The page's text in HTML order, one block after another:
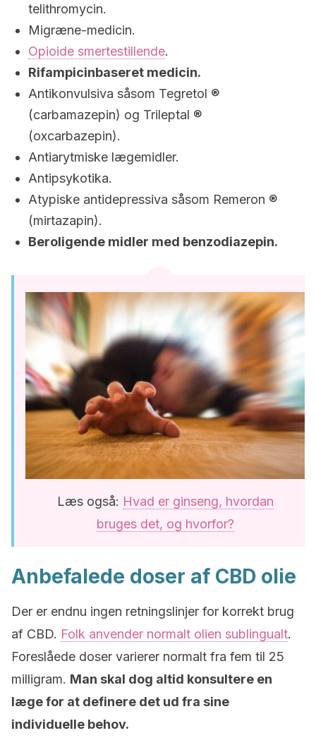
telithromycin.
Migræne-medicin.
Opioide smertestillende.
Rifampicinbaseret medicin.
Antikonvulsiva såsom Tegretol ®
(carbamazepin) og Trileptal ®
(oxcarbazepin).
Antiarytmiske lægemidler.
Antipsykotika.
Atypiske antidepressiva såsom Remeron ®
(mirtazapin).
Beroligende midler med benzodiazepin.
Læs også: Hvad er ginseng, hvordan
bruges det, og hvorfor?
Anbefalede doser af CBD olie
Der er endnu ingen retningslinjer for korrekt brug
af CBD. Folk anvender normalt olien sublingualt.
Foreslåede doser varierer normalt fra fem til 25
milligram. Man skal dog altid konsultere en
læge for at definere det ud fra sine
individuelle behov.